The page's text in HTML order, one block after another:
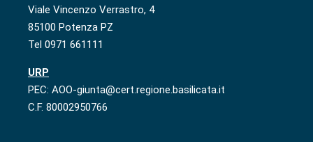
Viale Vincenzo Verrastro, 4
85100 Potenza PZ
Tel 0971 661111
URP
PEC: AOO-giunta@cert.regione.basilicata.it
C.F. 80002950766